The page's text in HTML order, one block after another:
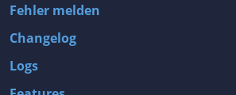
Fehler melden
Changelog
Logs